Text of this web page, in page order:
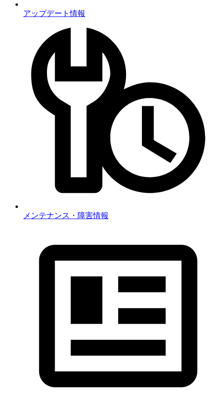
アップデート情報
メンテナンス・障害情報